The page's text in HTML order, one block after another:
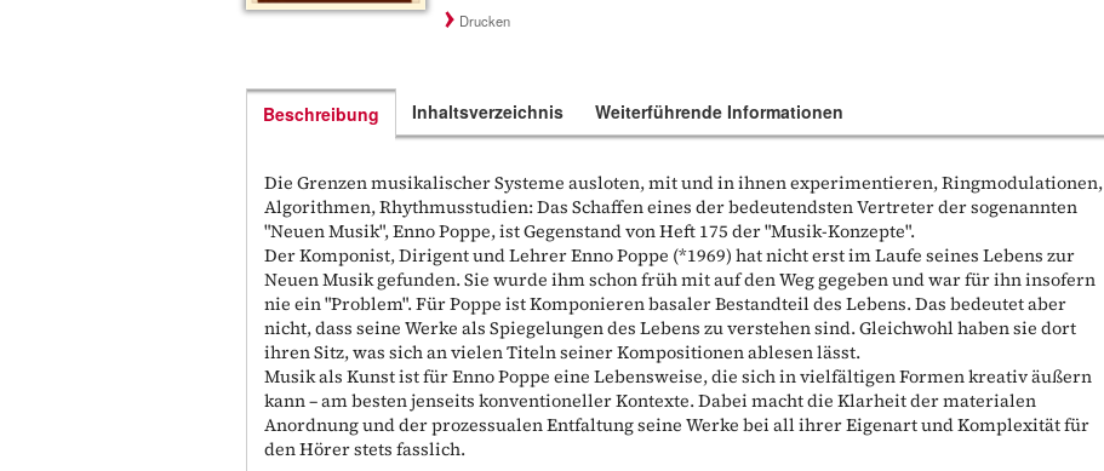
Drucken
Beschreibung
Die Grenzen musikalischer Systeme ausloten, mit und in ihnen experimentieren, Ringmodulationen,
Algorithmen, Rhythmusstudien: Das Schaffen eines der bedeutendsten Vertreter der sogenannten
"Neuen Musik", Enno Poppe, ist Gegenstand von Heft 175 der "Musik-Konzepte".
Der Komponist, Dirigent und Lehrer Enno Poppe (*1969) hat nicht erst im Laufe seines Lebens zur
Neuen Musik gefunden. Sie wurde ihm schon früh mit auf den Weg gegeben und war für ihn insofern
nie ein "Problem". Für Poppe ist Komponieren basaler Bestandteil des Lebens. Das bedeutet aber
nicht, dass seine Werke als Spiegelungen des Lebens zu verstehen sind. Gleichwohl haben sie dort
ihren Sitz, was sich an vielen Titeln seiner Kompositionen ablesen lässt.
Musik als Kunst ist für Enno Poppe eine Lebensweise, die sich in vielfältigen Formen kreativ äußern
kann – am besten jenseits konventioneller Kontexte. Dabei macht die Klarheit der materialen
Anordnung und der prozessualen Entfaltung seine Werke bei all ihrer Eigenart und Komplexität für
den Hörer stets fasslich.
Inhaltsverzeichnis Weiterführende Informationen